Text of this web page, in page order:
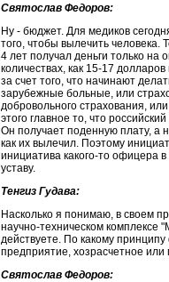
Святослав Федоров:
Ну - бюджет. Для медиков
того, чтобы вылечить человека.
4 лет получал деньги только на
количествах, как 15-17
за счет того, что начинают
зарубежные больные, или
добровольного страхования,
этого главное то, что
Он получает поденную плату, а
как их вылечил. Поэтому
инициатива какого-то офицера
уставу.
Тенгиз Гудава:
Насколько я понимаю, в своем
научно-техническом комплексе
действуете. По какому
предприятие, хозрасчетное или
Святослав Федоров: